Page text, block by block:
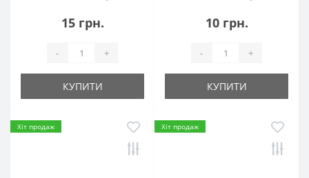
15 грн.
- +
КУПИТИ
10 грн.
- +
КУПИТИ
Хіт продаж Хіт продаж